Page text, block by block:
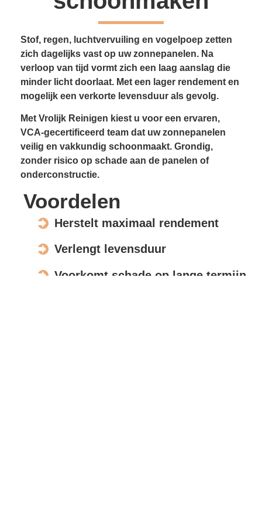
Stof, regen, luchtvervuiling en vogelpoep zetten
zich dagelijks vast op uw zonnepanelen. Na
verloop van tijd vormt zich een laag aanslag die
minder licht doorlaat. Met een lager rendement en
mogelijk een verkorte levensduur als gevolg.
Met Vrolijk Reinigen kiest u voor een ervaren,
VCA-gecertificeerd team dat uw zonnepanelen
veilig en vakkundig schoonmaakt. Grondig,
zonder risico op schade aan de panelen of
onderconstructie.
Voordelen
Herstelt maximaal rendement
Verlengt levensduur
Voorkomt schade op lange termijn